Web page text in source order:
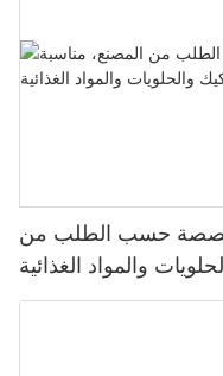
حسب الطلب من
والمواد الغذائية